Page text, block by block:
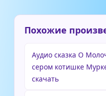
Похожие
Аудио сказка О
сером котишке
скачать